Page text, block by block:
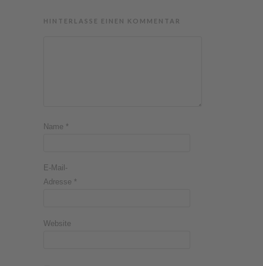
HINTERLASSE EINEN KOMMENTAR
Name *
E-Mail-
Adresse *
Website